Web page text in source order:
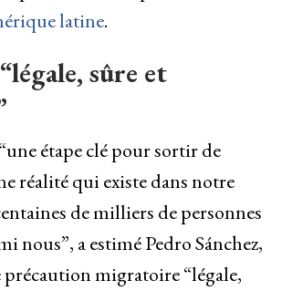
latine.
sûre et
étape clé pour sortir de
réalité qui existe dans notre
de milliers de personnes
nous”, a estimé Pedro Sánchez,
migratoire “légale,